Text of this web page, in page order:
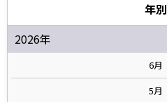
年別
2026年
6月
5月